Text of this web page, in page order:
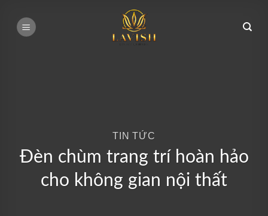
TIN TỨC
Đèn chùm trang trí hoàn hảo
cho không gian nội thất